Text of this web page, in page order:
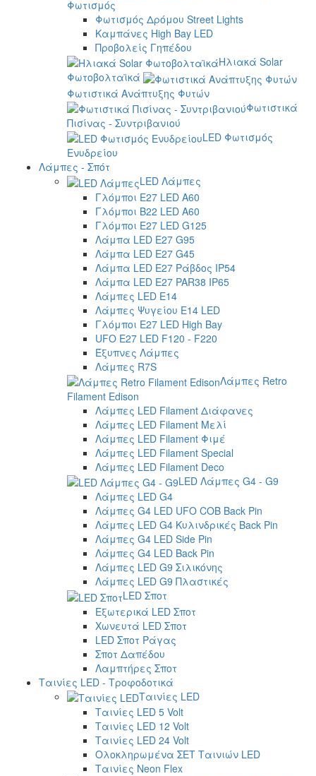
Φωτισμός
Φωτισμός Δρόμου Street Lights
Καμπάνες High Bay LED
Προβολείς Γηπέδου
Ηλιακά Solar
Φωτοβολταϊκά
Φωτιστικά Ανάπτυξης Φυτών
Φωτιστικά
Πισίνας - Συντριβανιού
LED Φωτισμός
Ενυδρείου
Λάμπες - Σπότ
LED Λάμπες
Γλόμποι E27 LED A60
Γλόμποι B22 LED A60
Γλόμποι E27 LED G125
Λάμπα LED E27 G95
Λάμπα LED E27 G45
Λάμπα LED E27 Ράβδος IP54
Λάμπα LED E27 PAR38 IP65
Λάμπες LED E14
Λάμπες Ψυγείου E14 LED
Γλόμποι E27 LED High Bay
UFO E27 LED F120 - F220
Έξυπνες Λάμπες
Λάμπες R7S
Λάμπες Retro
Filament Edison
Λάμπες LED Filament Διάφανες
Λάμπες LED Filament Μελί
Λάμπες LED Filament Φιμέ
Λάμπες LED Filament Special
Λάμπες LED Filament Deco
LED Λάμπες G4 - G9
Λάμπες LED G4
Λάμπες G4 LED UFO COB Back Pin
Λάμπες LED G4 Κυλινδρικές Back Pin
Λάμπες G4 LED Side Pin
Λάμπες G4 LED Back Pin
Λάμπες LED G9 Σιλικόνης
Λάμπες LED G9 Πλαστικές
LED Σποτ
Εξωτερικά LED Σποτ
Χωνευτά LED Σποτ
LED Σποτ Ράγας
Σποτ Δαπέδου
Λαμπτήρες Σποτ
Ταινίες LED - Τροφοδοτικά
Ταινίες LED
Ταινίες LED 5 Volt
Ταινίες LED 12 Volt
Ταινίες LED 24 Volt
Ολοκληρωμένα ΣΕΤ Ταινιών LED
Ταινίες Neon Flex